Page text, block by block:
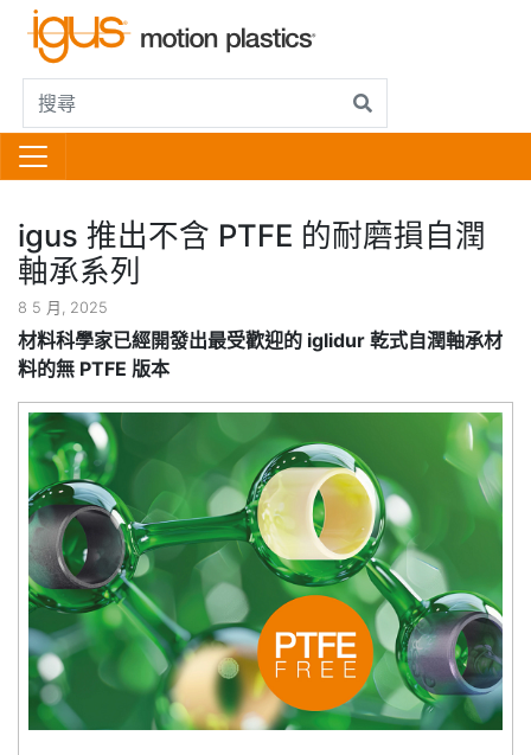
igus 推出不含 PTFE 的耐磨損自潤
軸承系列
8 5 月, 2025
材料科學家已經開發出最受歡迎的 iglidur 乾式自潤軸承材
料的無 PTFE 版本